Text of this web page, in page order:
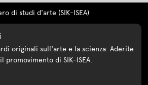
di studi d'arte (SIK-ISEA)
originali sull'arte e la scienza. Aderite
promovimento di SIK-ISEA.